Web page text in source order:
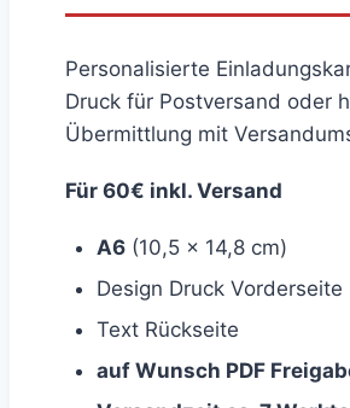
Personalisierte
Druck für Postversand oder
Übermittlung mit
Für 60€ inkl. Versand
A6(10,5 x 14,8 cm)
Design Druck Vorderseite
Text Rückseite
auf Wunsch PDF